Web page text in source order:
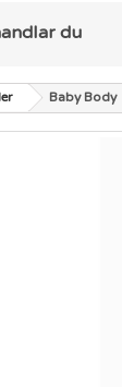
du
Baby Body